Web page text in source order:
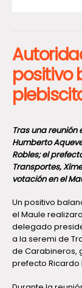
positivo
Tras una
Humberto
Robles; el
Transportes,
votación en el
Un positivo
el Maule
delegado
a la seremi de
de Carabineros,
prefecto Ricardo